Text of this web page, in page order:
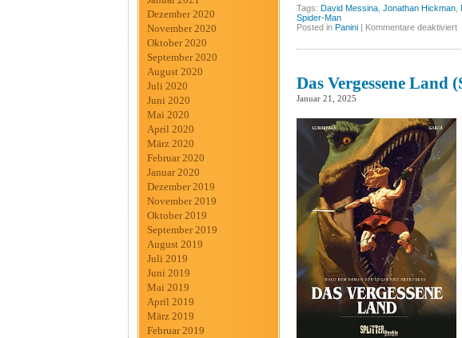
Dezember 2020
November 2020
Oktober 2020
September 2020
August 2020
Juli 2020
Juni 2020
Mai 2020
April 2020
März 2020
Februar 2020
Januar 2020
Dezember 2019
November 2019
Oktober 2019
September 2019
August 2019
Juli 2019
Juni 2019
Mai 2019
April 2019
März 2019
Februar 2019
Tags: David Messina Jonathan Hickman
Spider-Man
Posted in Panini Kommentare deaktiviertfür
Das Vergessene Land
Januar 21, 2025